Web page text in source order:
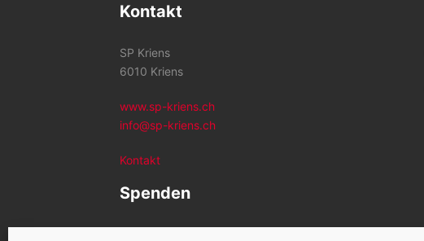
Kontakt
SP Kriens
6010 Kriens
www.sp-kriens.ch
info@sp-kriens.ch
Kontakt
Spenden